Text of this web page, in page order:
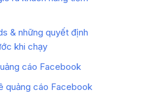
& những quyết định
khi chạy
cáo Facebook
quảng cáo Facebook